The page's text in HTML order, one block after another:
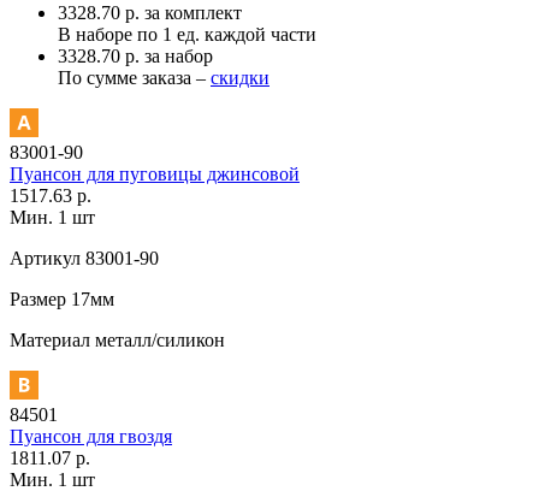
3328.70 р. за комплект
В наборе по 1 ед. каждой части
3328.70 р. за набор
По сумме заказа – скидки
83001-90
Пуансон для пуговицы джинсовой
1517.63 р.
Мин. 1 шт
Артикул 83001-90
Размер 17мм
Материал металл/силикон
84501
Пуансон для гвоздя
1811.07 р.
Мин. 1 шт